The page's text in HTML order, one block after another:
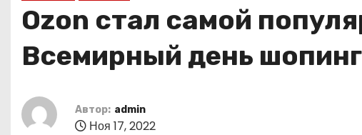
Ozon стал самой
Всемирный день
Автор: admin
Ноя 17, 2022